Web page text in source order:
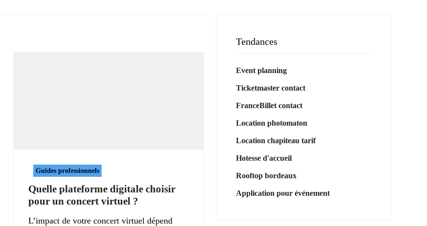
Guides professionnels
Quelle plateforme digitale choisir
pour un concert virtuel ?
L’impact de votre concert virtuel dépend
Tendances
Event planning
Ticketmaster contact
FranceBillet contact
Location photomaton
Location chapiteau tarif
Hotesse d'accueil
Rooftop bordeaux
Application pour événement